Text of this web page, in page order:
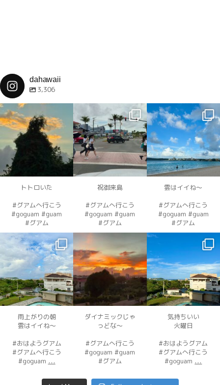
dahawaii
3,306
トトロいた
#グアムへ行こう
#goguam #guam
#グアム
dahawaii
12月 4
祝御来島
#グアムへ行こう
#goguam #guam
#グアム
dahawaii
12月 4
雲はイイね〜
#グアムへ行こう
#goguam #guam
#グアム
dahawaii
12月 3
雨上がりの朝
雲はイイね〜
#おはようグアム
#グアムへ行こう
#goguam ...
12月 3
ダイナミックじゃ
っどな〜
#グアムへ行こう
#goguam #guam
#グアム
12月 2
気持ちいい
火曜日
#おはようグアム
#グアムへ行こう
#goguam ...